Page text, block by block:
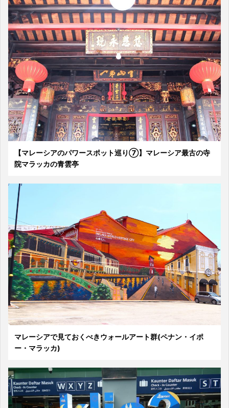
【マレーシアのパワースポット巡り⑦】マレーシア最古の寺
院マラッカの青雲亭
マレーシアで見ておくべきウォールアート群(ペナン・イポ
ー・マラッカ)